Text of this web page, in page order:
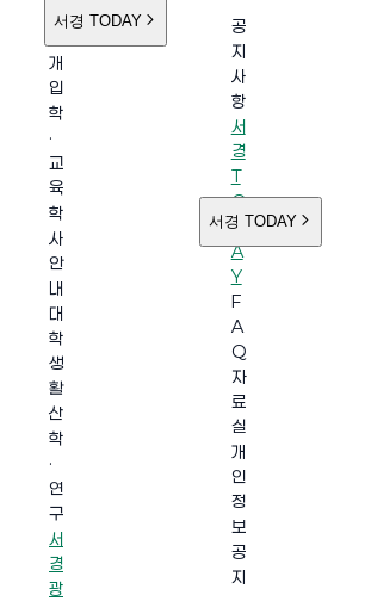
학
개
입
학
·
교
육
학
사
안
내
대
학
생
활
산
학
·
연
구
서
경
광
서경 TODAY
공
지
사
항
서
경
T
O
D
A
Y
F
A
Q
자
료
실
개
인
정
보
공
지
서경 TODAY